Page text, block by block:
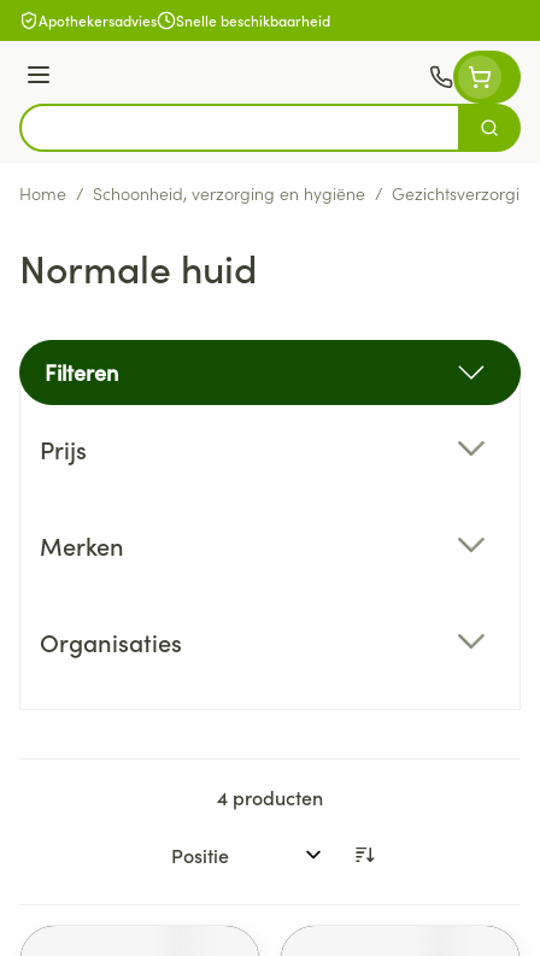
Ga naar de inhoud
Apothekersadvies Snelle beschikbaarheid
Menu
Product, merk, categorie...
Zoek
Home / Schoonheid, verzorging en hygiëne / Gezichtsverzorging
Normale huid
Filteren
Prijs
Merken
Organisaties
4 producten
Sorteer op: